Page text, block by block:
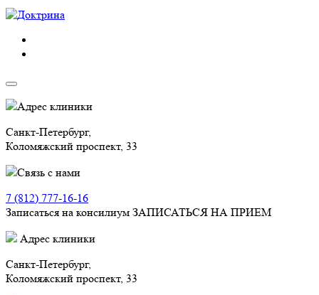
Адрес клиники
Санкт-Петербург,
Коломяжский проспект, 33
Связь с нами
7 (812) 777-16-16
Записаться на консилиум ЗАПИСАТЬСЯ НА ПРИЕМ
Адрес клиники
Санкт-Петербург,
Коломяжский проспект, 33